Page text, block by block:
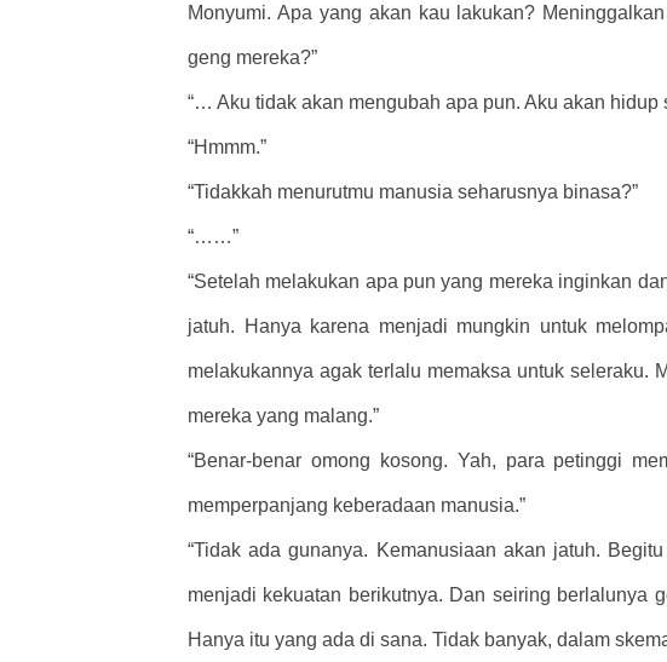
Monyumi. Apa yang akan kau lakukan?
geng mereka?”
“… Aku tidak akan mengubah apa pun. Aku akan hidup
“Hmmm.”
“Tidakkah menurutmu manusia seharusnya binasa?”
“……”
“Setelah melakukan apa pun yang mereka inginkan
jatuh. Hanya karena menjadi mungkin untuk
melakukannya agak terlalu memaksa untuk seleraku.
mereka yang malang.”
“Benar-benar omong kosong. Yah, para petinggi
memperpanjang keberadaan manusia.”
“Tidak ada gunanya. Kemanusiaan akan jatuh.
menjadi kekuatan berikutnya. Dan seiring berlalunya
Hanya itu yang ada di sana. Tidak banyak, dalam